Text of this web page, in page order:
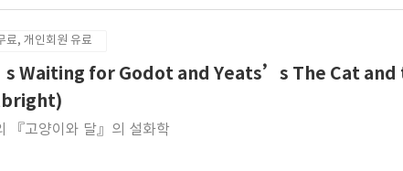
료, 개인회원 유료
Waiting for Godot and Yeats’s The Cat and
『고양이와 달』의 설화학